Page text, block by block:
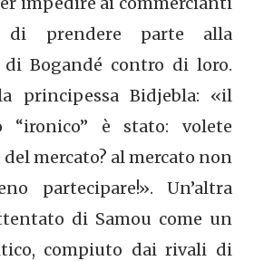
di prendere parte alla
di Bogandé contro di loro.
principessa Bidjebla: «il
“ironico” è stato: volete
mercato? al mercato non
partecipare!». Un’altra
di Samou come un
compiuto dai rivali di